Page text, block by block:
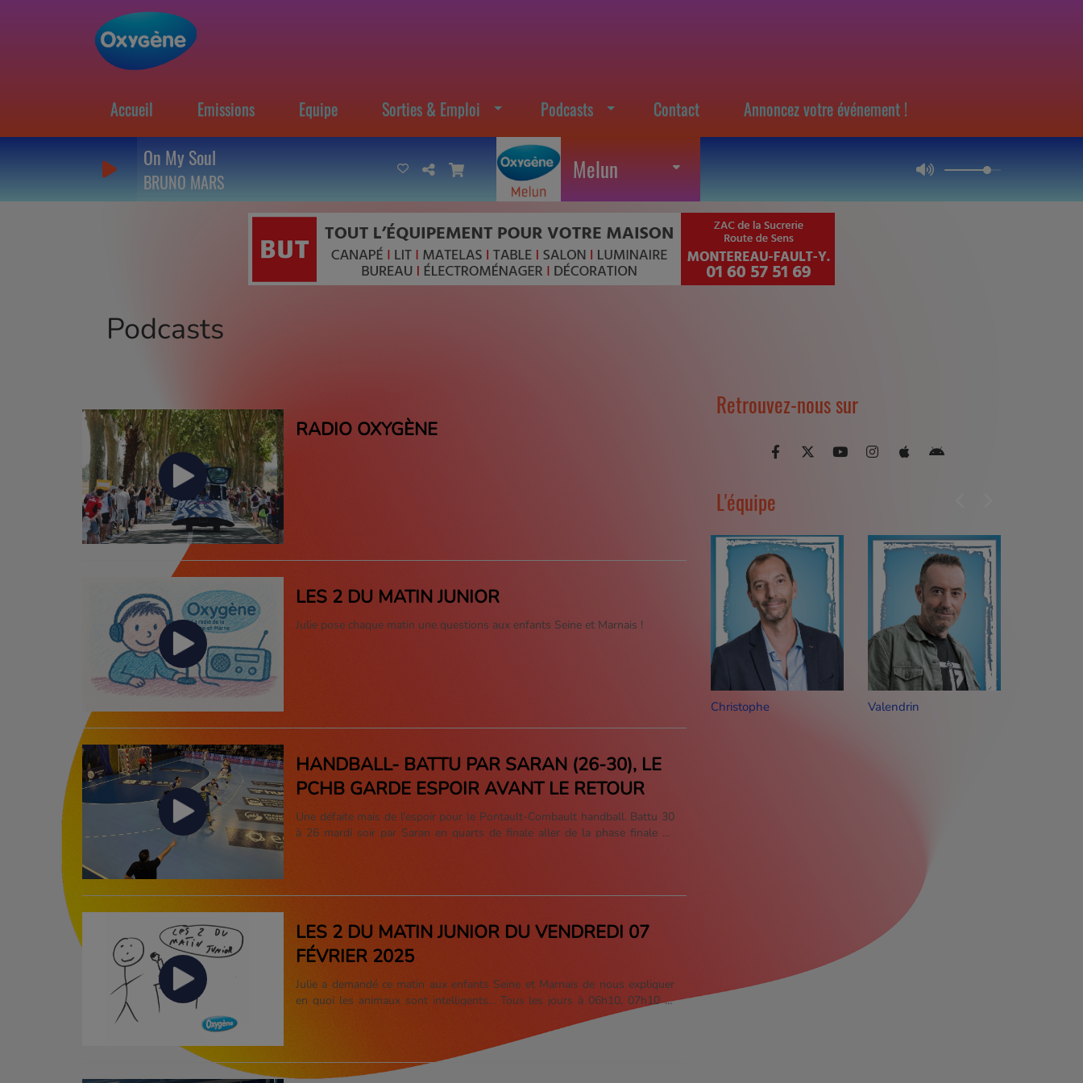
Accueil Emissions Equipe Sorties & Emploi Podcasts Contact Annoncez votre événement !
On My Soul
BRUNO MARS Melun
Podcasts
RADIO OXYGÈNE
LES 2 DU MATIN JUNIOR
Julie pose chaque matin une questions aux enfants Seine et Marnais !
HANDBALL- BATTU PAR SARAN (26-30), LE
PCHB GARDE ESPOIR AVANT LE RETOUR
Une défaite mais de l'espoir pour le Pontault-Combault handball. Battu 30
à 26 mardi soir par Saran en quarts de finale aller de la phase finale de
LES 2 DU MATIN JUNIOR DU VENDREDI 07
FÉVRIER 2025
Julie a demandé ce matin aux enfants Seine et Marnais de nous expliquer
en quoi les animaux sont intelligents... Tous les jours à 06h10, 07h10 et
08h10 retrouvez les 2 du Matin Junior sur Oxygène, la radio de la Seine et
Marne !
Retrouvez-nous sur
L'équipe
Christophe Valendrin